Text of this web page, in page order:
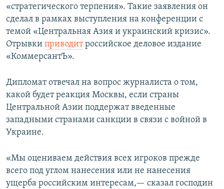
«стратегического терпения». Такие заявления он
сделал в рамках выступления на конференции с
темой «Центральная Азия и украинский кризис».
Отрывки приводитроссийское деловое издание
«КоммерсантЪ».
Дипломат отвечал на вопрос журналиста о том,
какой будет реакция Москвы, если страны
Центральной Азии поддержат введенные
западными странами санкции в связи с войной в
Украине.
«Мы оцениваем действия всех игроков прежде
всего под углом нанесения или не нанесения
ущерба российским интересам,— сказал господин